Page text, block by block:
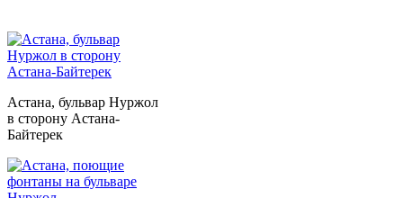
Астана, бульвар Нуржол
в сторону Астана-
Байтерек